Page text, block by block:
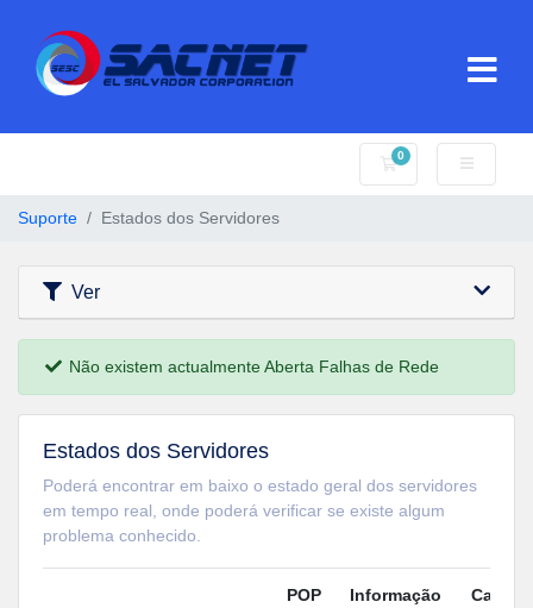
0
Carrinho de
Suporte Estados dos Servidores
Ver
Não existem actualmente Aberta Falhas de Rede
Estados dos Servidores
Poderá encontrar em baixo o estado geral dos servidores
em tempo real, onde poderá verificar se existe algum
problema conhecido.
POP
Informação
Carga